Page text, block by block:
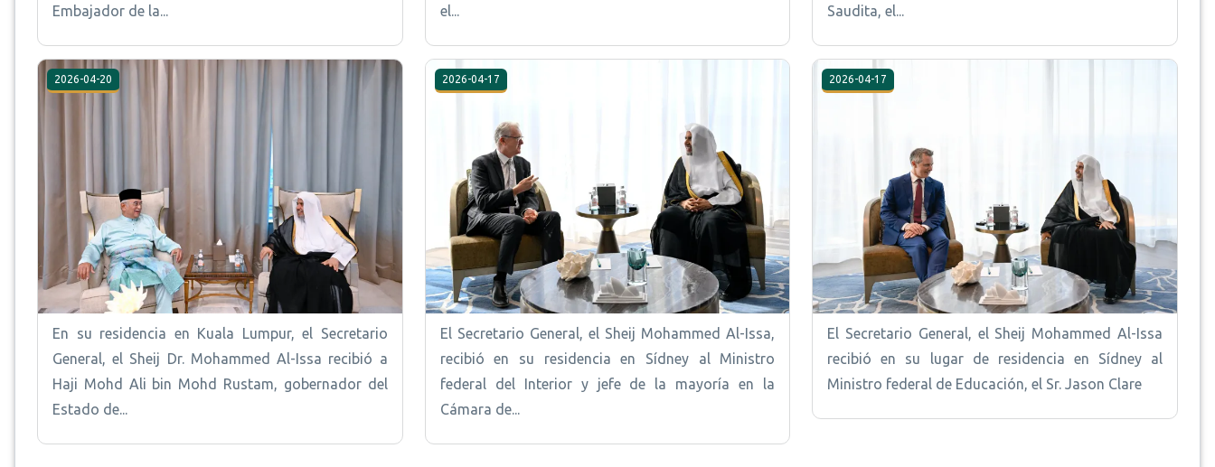
Embajador de la...
el...
Saudita, el...
2026-04-20
En su residencia en Kuala Lumpur, el Secretario
General, el Sheij Dr. Mohammed Al-Issa recibió a
Haji Mohd Ali bin Mohd Rustam, gobernador del
Estado de...
2026-04-17
El Secretario General, el Sheij Mohammed Al-Issa,
recibió en su residencia en Sídney al Ministro
federal del Interior y jefe de la mayoría en la
Cámara de...
2026-04-17
El Secretario General, el Sheij Mohammed Al-Issa
recibió en su lugar de residencia en Sídney al
Ministro federal de Educación, el Sr. Jason Clare